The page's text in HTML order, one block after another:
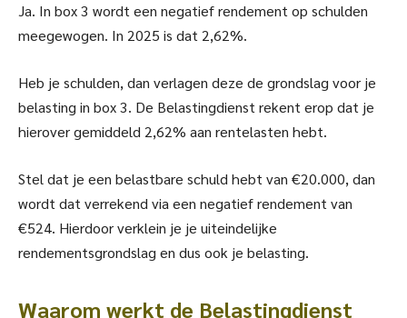
Ja. In box 3 wordt een negatief rendement op schulden
meegewogen. In 2025 is dat 2,62%.
Heb je schulden, dan verlagen deze de grondslag voor je
belasting in box 3. De Belastingdienst rekent erop dat je
hierover gemiddeld 2,62% aan rentelasten hebt.
Stel dat je een belastbare schuld hebt van €20.000, dan
wordt dat verrekend via een negatief rendement van
€524. Hierdoor verklein je je uiteindelijke
rendementsgrondslag en dus ook je belasting.
Waarom werkt de Belastingdienst